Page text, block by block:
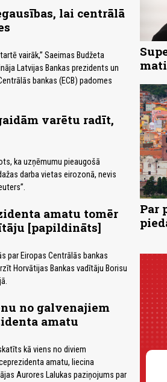
lai centrālā
vairāk,” Saeimas Budžeta
Latvijas Bankas prezidents un
bankas (ECB) padomes
varētu radīt,
ka uzņēmumu pieaugošā
darba vietas eirozonā, nevis
amatu tomēr
[papildināts]
par Eiropas Centrālās bankas
Horvātijas Bankas vadītāju Borisu
no galvenajiem
amatu
kā viens no diviem
amatu, liecina
Aurores Lalukas paziņojums par
Par